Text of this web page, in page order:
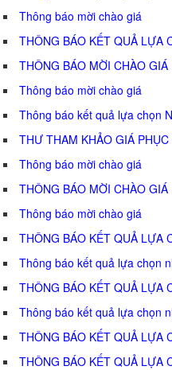
Thông báo mời chào giá
THÔNG BÁO KẾT QUẢ LỰA
THÔNG BÁO MỜI CHÀO GIÁ
Thông báo mời chào giá
Thông báo kết quả lựa chọn
THƯ THAM KHẢO GIÁ
Thông báo mời chào giá
THÔNG BÁO MỜI CHÀO GIÁ
Thông báo mời chào giá
THÔNG BÁO KẾT QUẢ LỰA
Thông báo kết quả lựa chọn
THÔNG BÁO KẾT QUẢ LỰA
Thông báo kết quả lựa chọn
THÔNG BÁO KẾT QUẢ LỰA
THÔNG BÁO KẾT QUẢ LỰA